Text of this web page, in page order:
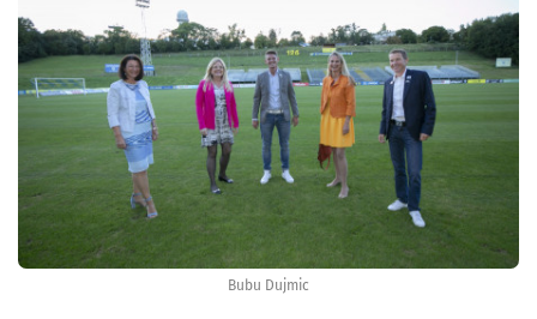
Bubu Dujmic